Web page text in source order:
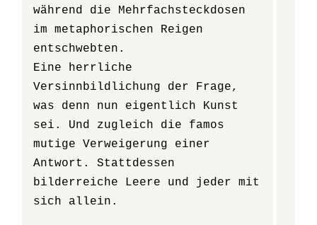
während die Mehrfachsteckdosen
im metaphorischen Reigen
entschwebten.
Eine herrliche
Versinnbildlichung der Frage,
was denn nun eigentlich Kunst
sei. Und zugleich die famos
mutige Verweigerung einer
Antwort. Stattdessen
bilderreiche Leere und jeder mit
sich allein.